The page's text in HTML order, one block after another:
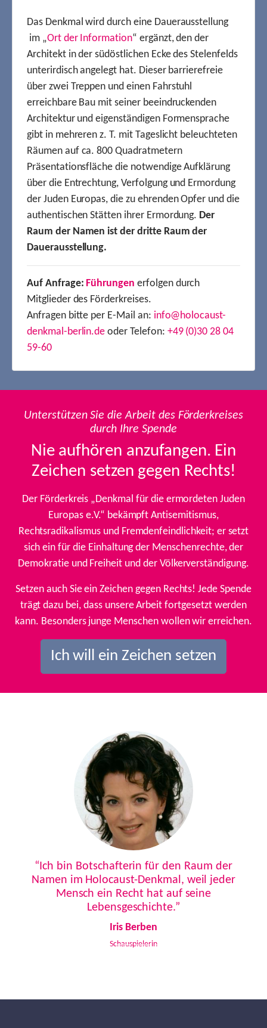
Das Denkmal wird durch eine Dauerausstellung
im „Ort der Information“ ergänzt, den der
Architekt in der südöstlichen Ecke des Stelenfelds
unterirdisch angelegt hat. Dieser barrierefreie
über zwei Treppen und einen Fahrstuhl
erreichbare Bau mit seiner beeindruckenden
Architektur und eigenständigen Formensprache
gibt in mehreren z. T. mit Tageslicht beleuchteten
Räumen auf ca. 800 Quadratmetern
Präsentationsfläche die notwendige Aufklärung
über die Entrechtung, Verfolgung und Ermordung
der Juden Europas, die zu ehrenden Opfer und die
authentischen Stätten ihrer Ermordung. Der
Raum der Namen ist der dritte Raum der
Dauerausstellung.
Auf Anfrage: Führungen erfolgen durch
Mitglieder des Förderkreises.
Anfragen bitte per E-Mail an: info@holocaust-
denkmal-berlin.de oder Telefon: +49 (0)30 28 04
59-60
Unterstützen Sie die Arbeit des Förderkreises
durch Ihre Spende
Nie aufhören anzufangen. Ein
Zeichen setzen gegen Rechts!
Der Förderkreis „Denkmal für die ermordeten Juden
Europas e.V.“ bekämpft Antisemitismus,
Rechtsradikalismus und Fremdenfeindlichkeit; er setzt
sich ein für die Einhaltung der Menschenrechte, der
Demokratie und Freiheit und der Völkerverständigung.
Setzen auch Sie ein Zeichen gegen Rechts! Jede Spende
trägt dazu bei, dass unsere Arbeit fortgesetzt werden
kann. Besonders junge Menschen wollen wir erreichen.
Ich will ein Zeichen setzen
“Ich bin Botschafterin für den Raum der
Namen im Holocaust-Denkmal, weil jeder
Mensch ein Recht hat auf seine
Lebensgeschichte.”
Iris Berben
Schauspielerin